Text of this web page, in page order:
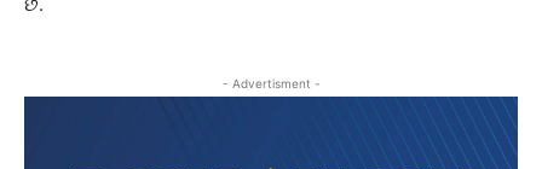
- Advertisment -